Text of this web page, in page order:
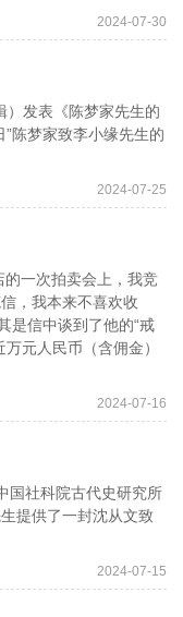
2024-07-30
发表《陈梦家先生的
陈梦家致李小缘先生的
2024-07-25
一次拍卖会上，我竞
，我本来不喜欢收
是信中谈到了他的“戒
元人民币（含佣金）
2024-07-16
社科院古代史研究所
提供了一封沈从文致
2024-07-15